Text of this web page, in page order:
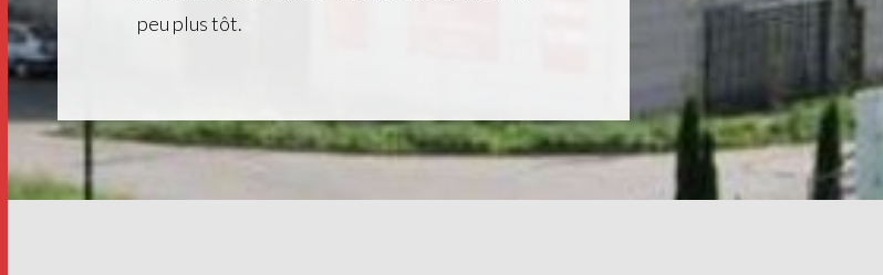
peu plus tôt.